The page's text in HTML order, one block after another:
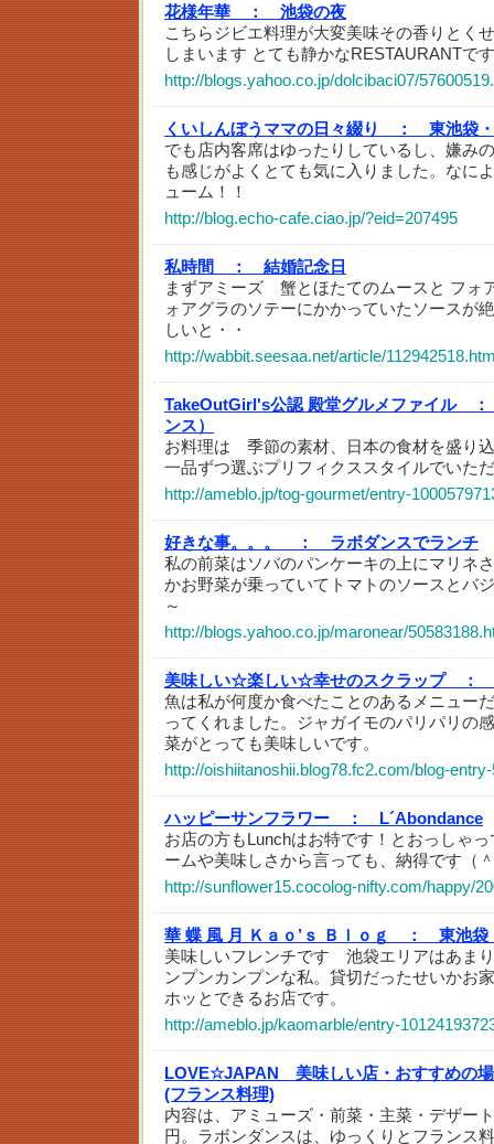
花様年華 ：
池袋の夜
こちらジビエ料理が大変美味その香りとく
しまいます とても静かなRESTAURANTです
http://blogs.yahoo.co.jp/dolcibaci07/
くいしんぼうママの日々綴り ：
東池袋
でも店内客席はゆったりしているし、嫌み
も感じがよくとても気に入りました。なに
ューム！！
http://blog.echo-cafe.ciao.jp/?eid=207495
私時間 ：
結婚記念日
まずアミーズ 蟹とほたてのムースと フ
ォアグラのソテーにかかっていたソース
しいと・・
http://wabbit.seesaa.net/article/
TakeOutGirl's公認 殿堂グルメファイル ：
ンス）
お料理は 季節の素材、日本の食材を盛り
一品ずつ選ぶプリフィクススタイルでいた
http://ameblo.jp/tog-gourmet/entry-
好きな事。。。 ：
ラボダンスでランチ
私の前菜はソバのパンケーキの上にマリネ
かお野菜が乗っていてトマトのソースとバ
～
http://blogs.yahoo.co.jp/maronear/
美味しい☆楽しい☆幸せのスクラップ ：
魚は私が何度か食べたことのあるメニュー
ってくれました。ジャガイモのパリパリの
菜がとっても美味しいです。
http://oishiitanoshii.blog78.fc2.com/blog-
ハッピーサンフラワー ：
L´Abondance
お店の方もLunchはお特です！とおっしゃ
ームや美味しさから言っても、納得です（
http://sunflower15.cocolog-nifty.com/happy/
華 蝶 風 月 Ｋａｏ’ｓ Ｂｌｏｇ ：
東池袋
美味しいフレンチです 池袋エリアはあま
ンプンカンプンな私。貸切だったせいかお
ホッとできるお店です。
http://ameblo.jp/kaomarble/entry-
LOVE☆JAPAN 美味しい店・おすすめの
(フランス料理)
内容は、アミューズ・前菜・主菜・デザー
円。ラボンダンスは、ゆっくりとフランス